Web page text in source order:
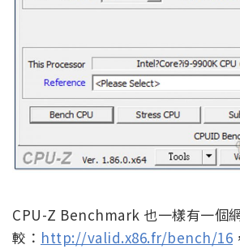
CPU-Z Benchmark 也一樣有一個
較： http://valid.x86.fr/bench/16